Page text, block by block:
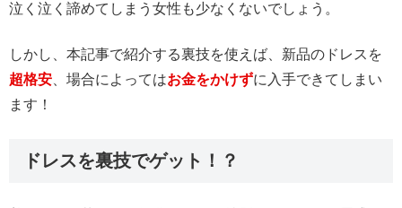
泣く泣く諦めてしまう女性も少なくないでしょう。
しかし、本記事で紹介する裏技を使えば、新品のドレスを
超格安 、場合によってはお金をかけずに入手できてしまい
ます！
ドレスを裏技でゲット！？